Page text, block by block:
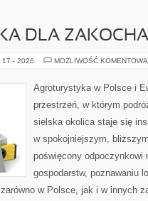
DLA
17 - 2026 MOŻLIWOŚĆ
Agroturystyka w Polsce i
przestrzeń, w którym
sielska okolica staje się
w spokojniejszym,
poświęcony odpoczynkowi
gospodarstw, poznawaniu
w Polsce, jak i w innych